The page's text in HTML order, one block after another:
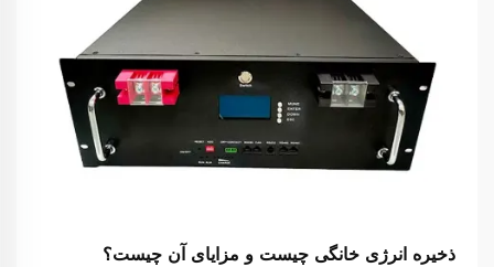
ذخیره انرژی خانگی چیست و مزایای آن چیست؟